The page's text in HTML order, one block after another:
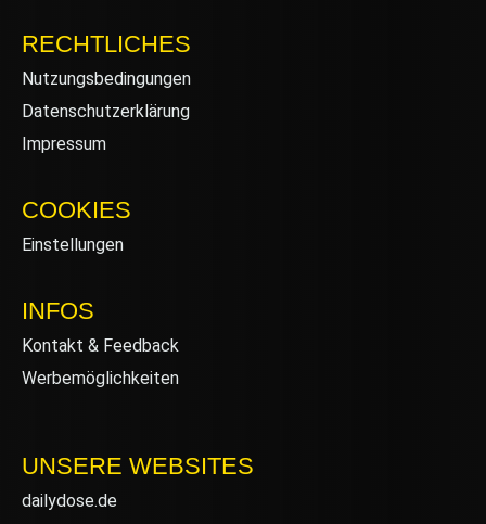
RECHTLICHES
Nutzungsbedingungen
Datenschutzerklärung
Impressum
COOKIES
Einstellungen
INFOS
Kontakt & Feedback
Werbemöglichkeiten
UNSERE WEBSITES
dailydose.de